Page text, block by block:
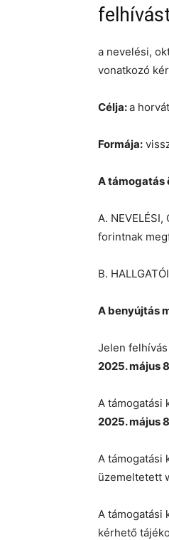
a nevelési,
vonatkozó
Célja:a
Formája:
A támogatás
A.
forintnak
B.
A benyújtás
Jelen
2025. május
A támogatási
2025. május
A támogatási
üzemeltetett
A támogatási
kérhető